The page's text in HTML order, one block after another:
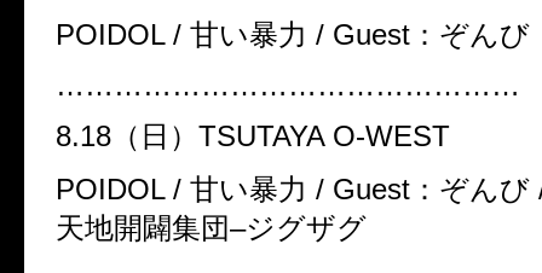
POIDOL / 甘い暴力 / Guest ：ぞんび
…………………………………………
8.18 （日） TSUTAYA O-WEST
POIDOL / 甘い暴力 / Guest ：ぞんび
天地開闢集団–ジグザグ